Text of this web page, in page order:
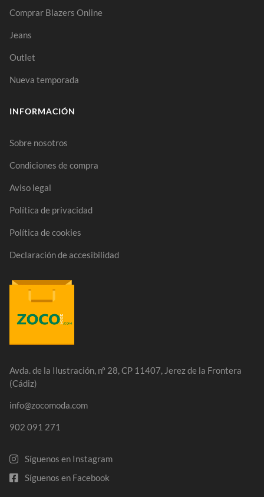
Comprar Blazers Online
Jeans
Outlet
Nueva temporada
INFORMACIÓN
Sobre nosotros
Condiciones de compra
Aviso legal
Política de privacidad
Política de cookies
Declaración de accesibilidad
Avda. de la Ilustración, nº 28, CP 11407, Jerez de la Frontera
(Cádiz)
info@zocomoda.com
902 091 271
Síguenos en Instagram
Síguenos en Facebook